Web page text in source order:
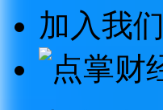
加入我们